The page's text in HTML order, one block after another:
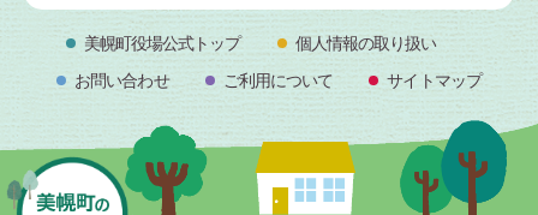
美幌町役場公式トップ
個人情報の取り扱い
お問い合わせ
ご利用について サイトマップ